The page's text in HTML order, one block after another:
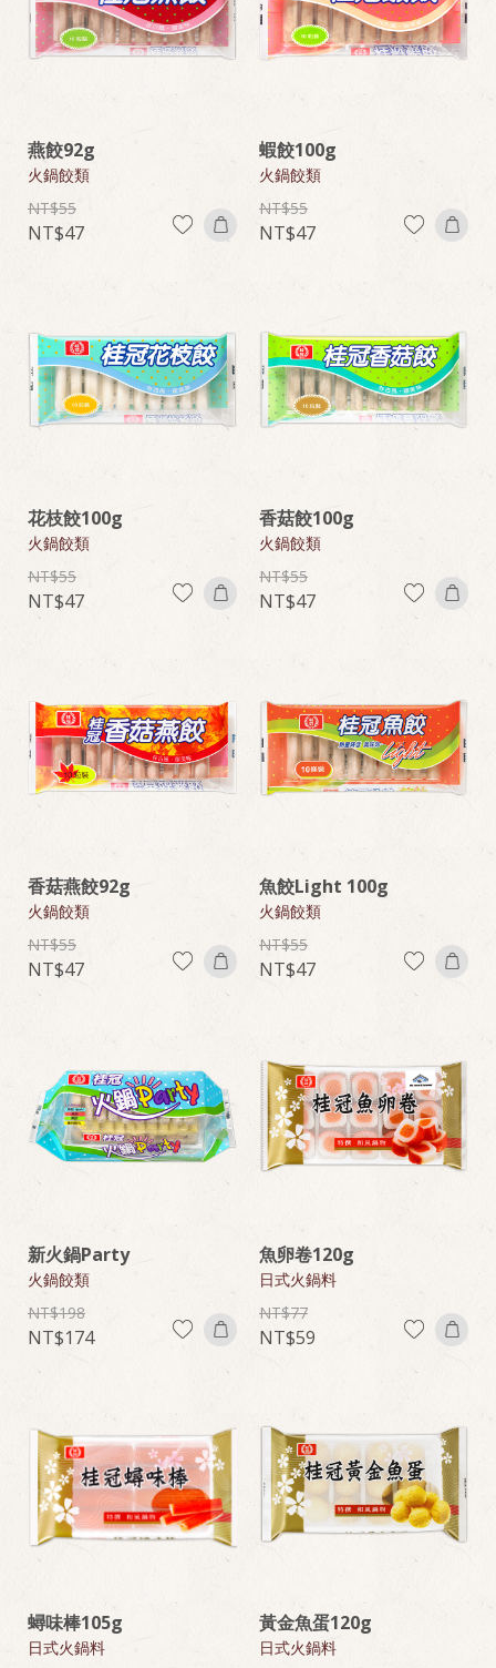
燕餃92g
火鍋餃類
55
47
蝦餃100g
火鍋餃類
55
47
花枝餃100g
火鍋餃類
55
47
香菇餃100g
火鍋餃類
55
47
香菇燕餃92g
火鍋餃類
55
47
魚餃Light 100g
火鍋餃類
55
47
新火鍋Party
火鍋餃類
198
174
魚卵卷120g
日式火鍋料
77
59
蟳味棒105g
日式火鍋料
黃金魚蛋120g
日式火鍋料